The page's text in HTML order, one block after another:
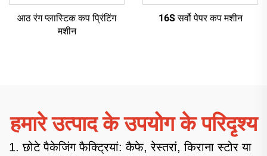
आठ रंग प्लास्टिक कप प्रिंटिंग
मशीन
16S सर्वो पेपर कप मशीन
हमारे उत्पाद के उपयोग के परिदृश्य
1. छोटे पैकेजिंग फैक्ट्रियां: कैफे, रेस्तरां, किराना स्टोर या